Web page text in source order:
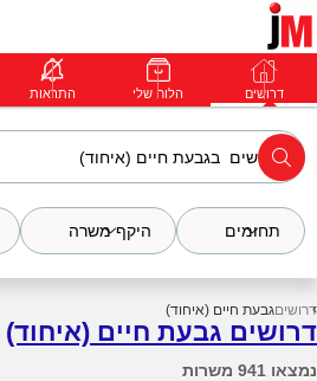
דרושים פרופילים הודעות דרושים הלוח שלי התראות
תחומים היקף משרה
דרושיםגבעת חיים (איחוד)
דרושים גבעת חיים (איחוד)
נמצאו 941 משרות